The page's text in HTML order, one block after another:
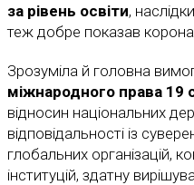
за рівень освіти,
теж добре показав
Зрозуміла й головна
міжнародного права 19
відносин національних
відповідальності із
глобальних організацій,
інституцій, здатну